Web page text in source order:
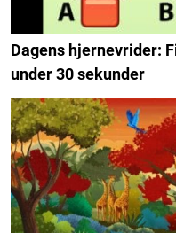
Dagens hjernevrider:
under 30 sekunder